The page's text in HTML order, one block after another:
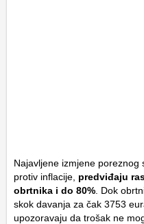
Najavljene izmjene
protiv inflacije, predviđaju
obrtnika i do 80% . Dok
skok davanja za čak 3753
upozoravaju da trošak ne